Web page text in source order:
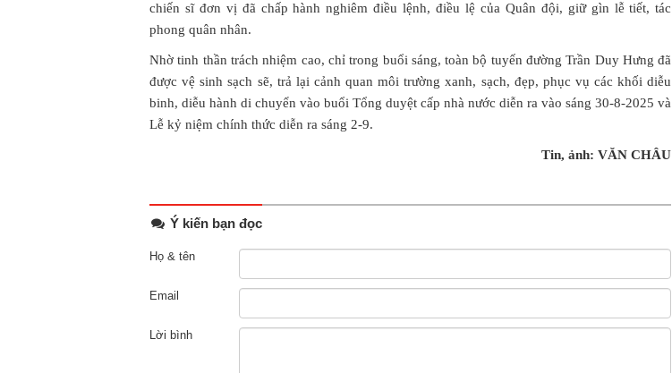
chiến sĩ đơn vị đã chấp hành nghiêm điều lệnh, điều lệ của Quân đội, giữ gìn lễ tiết, tác
phong quân nhân.
Nhờ tinh thần trách nhiệm cao, chỉ trong buổi sáng, toàn bộ tuyến đường Trần Duy Hưng đã
được vệ sinh sạch sẽ, trả lại cảnh quan môi trường xanh, sạch, đẹp, phục vụ các khối diễu
binh, diễu hành di chuyển vào buổi Tổng duyệt cấp nhà nước diễn ra vào sáng 30-8-2025 và
Lễ kỷ niệm chính thức diễn ra sáng 2-9.
Tin, ảnh: VĂN CHÂU
Ý kiến bạn đọc
Họ & tên
Email
Lời bình